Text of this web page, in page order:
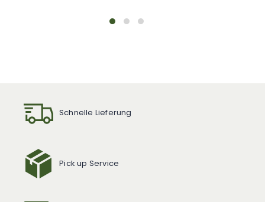
Schnelle Lieferung
Pick up Service